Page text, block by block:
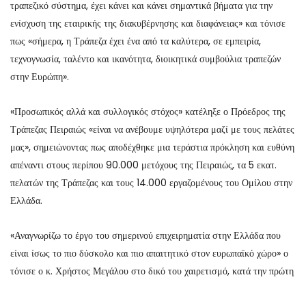
τραπεζικό σύστημα, έχει κάνει και κάνει σημαντικά βήματα για την
ενίσχυση της εταιρικής της διακυβέρνησης και διαφάνειας» και τόνισε
πως «σήμερα, η Τράπεζα έχει ένα από τα καλύτερα, σε εμπειρία,
τεχνογνωσία, ταλέντο και ικανότητα, διοικητικά συμβούλια τραπεζών
στην Ευρώπη».
«Προσωπικός αλλά και συλλογικός στόχος» κατέληξε ο Πρόεδρος της
Τράπεζας Πειραιώς «είναι να ανέβουμε υψηλότερα μαζί με τους πελάτες
μας», σημειώνοντας πως αποδέχθηκε μια τεράστια πρόκληση και ευθύνη
απέναντι στους περίπου 90.000 μετόχους της Πειραιώς, τα 5 εκατ.
πελατών της Τράπεζας και τους 14.000 εργαζομένους του Ομίλου στην
Ελλάδα.
«Αναγνωρίζω το έργο του σημερινού επιχειρηματία στην Ελλάδα που
είναι ίσως το πιο δύσκολο και πιο απαιτητικό στον ευρωπαϊκό χώρο» ο
τόνισε ο κ. Χρήστος Μεγάλου στο δικό του χαιρετισμό, κατά την πρώτη